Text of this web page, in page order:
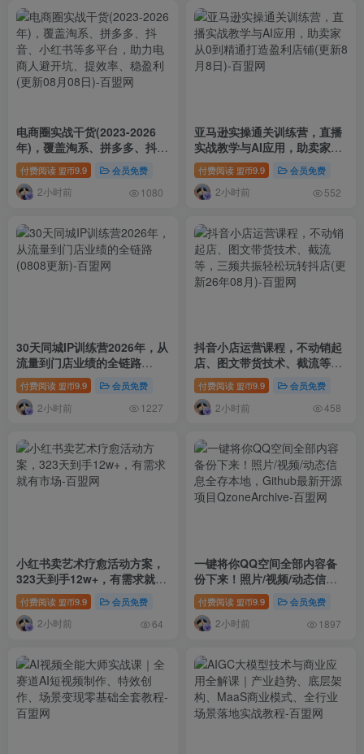
电商圈实战干货(2023-2026
年)，覆盖淘系、拼多多、抖
音、小红书等多平台，助力电
商人避开坑、提效率、稳盈利
(更新08月08日)
付费阅读 盟币9.9 会员免费
2小时前 1080
亚马逊实操通关训练营，直播
实战教学与AI应用，助卖家从
0到精通打造盈利店铺(更新8月
8日)
付费阅读 盟币9.9 会员免费
2小时前 552
30天同城IP训练营2026年，从
流量到门店业绩的全链路
(0808更新)
付费阅读 盟币9.9 会员免费
2小时前 1227
抖音小店运营课程，不动销起
店、图文带货技术、截流等，
三频共振轻松玩转抖店(更新26
年08月)
付费阅读 盟币9.9 会员免费
2小时前 458
小红书卖艺术疗愈活动方案，
323天到手12w+，有需求就有
市场
付费阅读 盟币9.9 会员免费
2小时前 64
一键将你QQ空间全部内容备
份下来！照片/视频/动态信息
全存本地，Github最新开源项
目QzoneArchive
付费阅读 盟币9.9 会员免费
2小时前 1897